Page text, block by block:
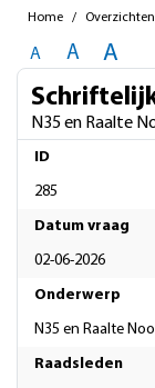
Home Overzichten
A A A
N35 en Raalte
ID
285
Datum vraag
02-06-2026
Onderwerp
N35 en Raalte
Raadsleden